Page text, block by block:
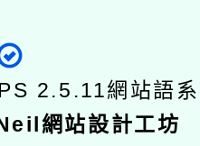
2.5.11網站語
網站設計工坊